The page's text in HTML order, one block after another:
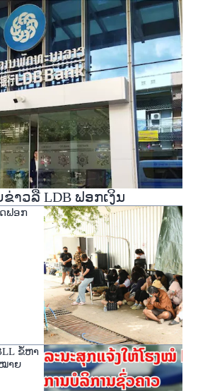
າວລື LDB ຟອກເງິນ
ຟອກ
ຂໍ້ຫາ
າຍ